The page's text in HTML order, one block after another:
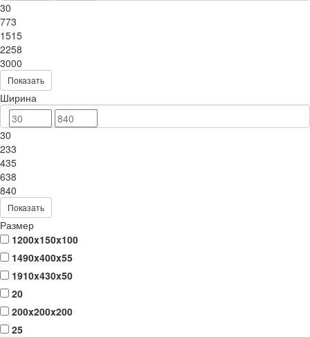
30
773
1515
2258
3000
Показать
Ширина
30
233
435
638
840
Показать
Размер
1200x150x100
1490x400x55
1910x430x50
20
200x200x200
25